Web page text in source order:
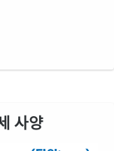
사양